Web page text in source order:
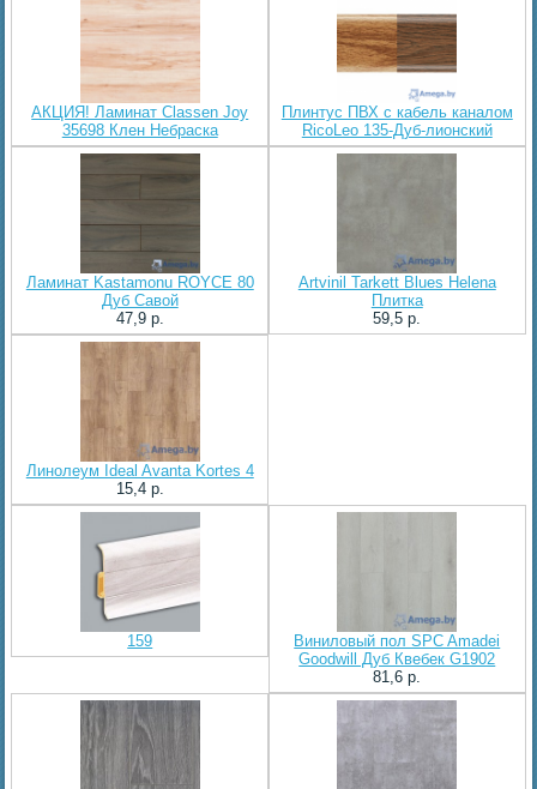
АКЦИЯ! Ламинат Classen Joy
35698 Клен Небраска
Плинтус ПВХ с кабель каналом
RicoLeo 135-Дуб-лионский
Ламинат Kastamonu ROYCE 80
Дуб Савой
47,9 p.
Artvinil Tarkett Blues Helena
Плитка
59,5 p.
Линолеум Ideal Avanta Kortes 4
15,4 p.
159
Виниловый пол SPC Amadei
Goodwill Дуб Квебек G1902
81,6 p.